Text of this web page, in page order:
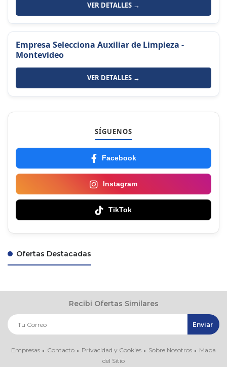
VER DETALLES →
Empresa Selecciona Auxiliar de Limpieza -
Montevideo
VER DETALLES →
SÍGUENOS
Facebook
Instagram
TikTok
Ofertas Destacadas
Recibi Ofertas Similares
Empresas Contacto Privacidad y Cookies Sobre Nosotros
Mapa
del Sitio